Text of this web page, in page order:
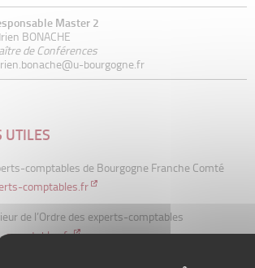
Master 2
BONACHE
de Conférences
bourgogne.fr
UTILES
comptables de Bourgogne Franche Comté
comptables.fr
de l’Ordre des experts-comptables
des commissaires aux comptes